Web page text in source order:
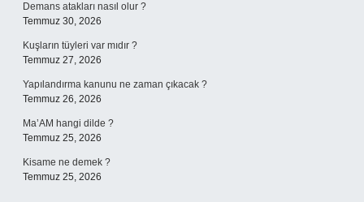
Demans atakları nasıl olur ?
Temmuz 30, 2026
Kuşların tüyleri var mıdır ?
Temmuz 27, 2026
Yapılandırma kanunu ne zaman çıkacak ?
Temmuz 26, 2026
Ma’AM hangi dilde ?
Temmuz 25, 2026
Kisame ne demek ?
Temmuz 25, 2026